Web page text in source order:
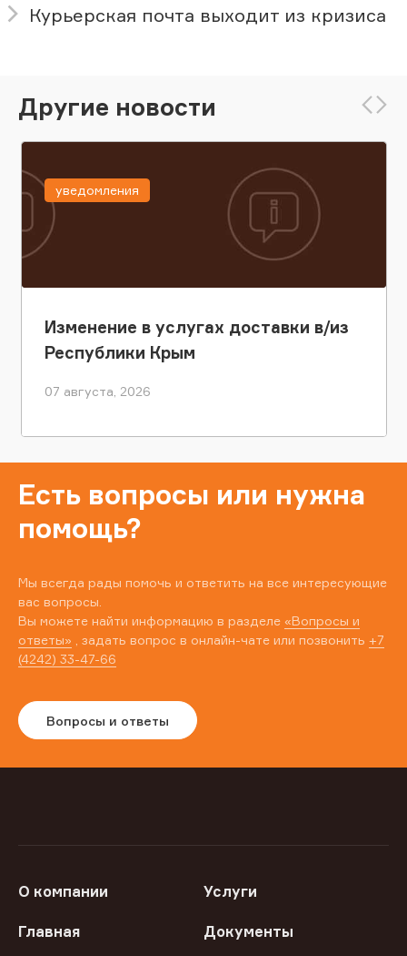
Курьерская почта выходит из кризиса
Другие новости
Изменение в услугах доставки в/из
Республики Крым
07 августа, 2026
уведомления
Есть вопросы или нужна
помощь?
Мы всегда рады помочь и ответить на все интересующие
вас вопросы.
Вы можете найти информацию в разделе «Вопросы и
ответы» , задать вопрос в онлайн-чате или позвонить +7
(4242) 33-47-66
Вопросы и ответы
О компании Услуги
Главная Документы